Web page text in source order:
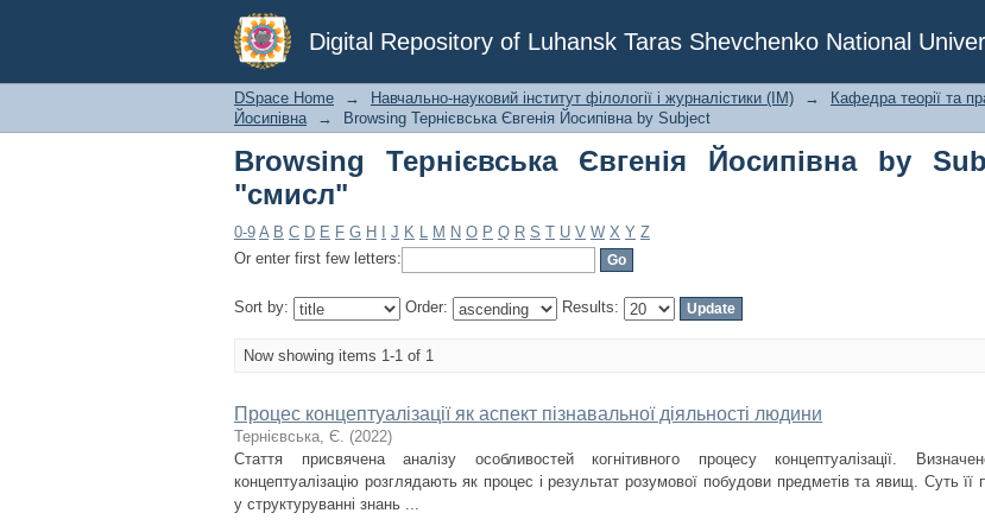
Digital Repository of Luhansk Taras Shevchenko National
Browsing Тернієвська Євгенія Йосипівна by Subject
DSpace Home → Навчально-науковий інститут філології і журналістики (ІМ) → Кафедра теорії та
Йосипівна
→ Browsing Тернієвська Євгенія Йосипівна by Subject
Browsing Тернієвська Євгенія Йосипівна by
"смисл"
0-9 A B C D E F G H J K L M N O P Q R S T U V W X Y Z
Or enter first few letters:
Sort by: Order: Results:
Now showing items 1-1 of 1
Процес концептуалізації як аспект пізнавальної діяльності людини
Тернієвська, Є. (2022)
Стаття присвячена аналізу особливостей когнітивного процесу концептуалізації.
концептуалізацію розглядають як процес і результат розумової побудови предметів та явищ. Суть її
у структуруванні знань ...